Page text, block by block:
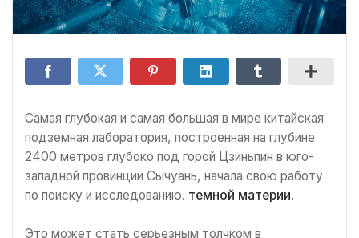
Самая глубокая и самая большая в мире китайская
подземная лаборатория, построенная на глубине
2400 метров глубоко под горой Цзиньпин в юго-
западной провинции Сычуань, начала свою работу
по поиску и исследованию. темной материи.
Это может стать серьезным толчком в